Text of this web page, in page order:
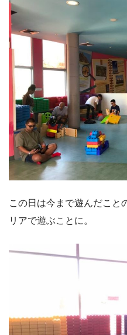
この日は今まで遊んだこと
リアで遊ぶことに。